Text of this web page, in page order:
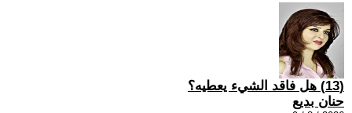
(13) هل فاقد الشيء يعطيه؟
حنان بديع